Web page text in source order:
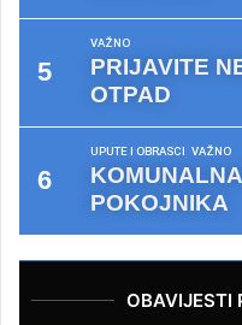
VAŽNO
PRIJAVITE
OTPAD
UPUTE I OBRASCI VAŽNO
POKOJNIKA
OBAVIJESTI